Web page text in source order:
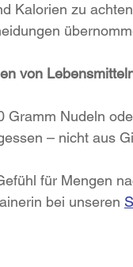
Kalorien zu achten
von
Nudeln
– nicht aus
für Mengen
bei unseren